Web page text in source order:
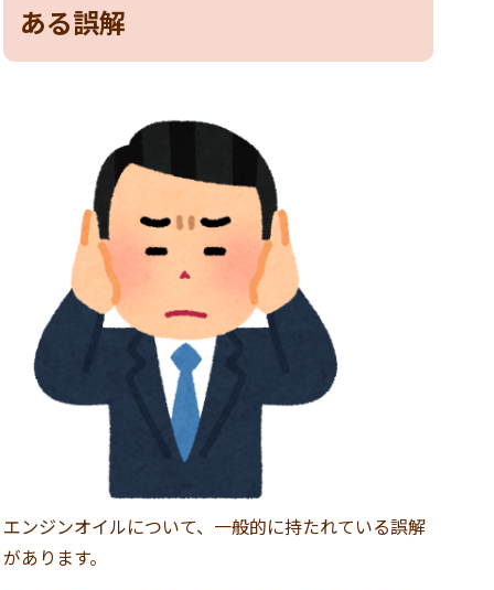
ある誤解
エンジンオイルについて、一般的に持たれている誤解
があります。